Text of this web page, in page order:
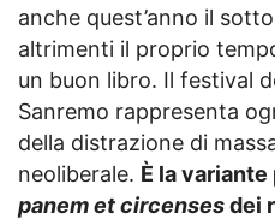
anche quest’anno il
altrimenti il proprio
un buon libro. Il festival
Sanremo rappresenta
della distrazione di
neoliberale. È la
panem et circensesdei